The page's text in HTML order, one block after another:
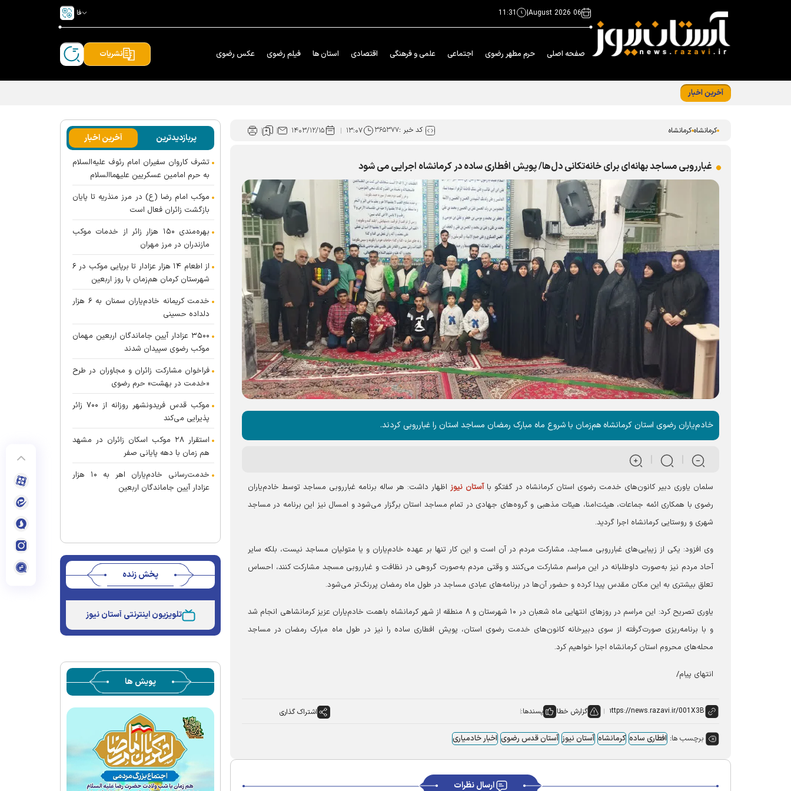
06 August 2026
|
11:31 فا
صفحه اصلی حرم مطهر رضوی اجتماعی علمی و فرهنگی اقتصادی استان ها فیلم رضوی عکس رضوی نشریات
آخرین اخبار
کرمانشاه کرمانشاه کد خبر :۳۶۵۳۷۷ ۱۳:۰۷ ۱۴۰۳/۱۲/۱۵
غبارروبی مساجد بهانه‌ای برای خانه‌تکانی دل‌ها/ پویش افطاری ساده در کرمانشاه اجرایی می شود
خادم‌یاران رضوی استان کرمانشاه هم‌زمان با شروع ماه مبارک رمضان مساجد استان را غبارروبی کردند.
سلمان یاوری دبیر کانون‌های خدمت رضوی استان کرمانشاه در گفتگو باآستان نیوز اظهار داشت: هر ساله برنامه غبارروبی مساجد توسط خادم‌یاران
رضوی با همکاری ائمه جماعات، هیئت‌امنا، هیئات مذهبی و گروه‌های جهادی در تمام مساجد استان برگزار می‌شود و امسال نیز این برنامه در مساجد
شهری و روستایی کرمانشاه اجرا گردید.
وی افزود: یکی از زیبایی‌های غبارروبی مساجد، مشارکت مردم در آن است و این کار تنها بر عهده خادم‌یاران و یا متولیان مساجد نیست، بلکه سایر
آحاد مردم نیز به‌صورت داوطلبانه در این مراسم مشارکت می‌کنند و وقتی مردم به‌صورت گروهی در نظافت و غبارروبی مسجد مشارکت کنند، احساس
تعلق بیشتری به این مکان مقدس پیدا کرده و حضور آن‌ها در برنامه‌های عبادی مساجد در طول ماه رمضان پررنگ‌تر می‌شود.
یاوری تصریح کرد: این مراسم در روزهای انتهایی ماه شعبان در ۱۰ شهرستان و ۸ منطقه از شهر کرمانشاه باهمت خادم‌یاران عزیز کرمانشاهی انجام شد
و با برنامه‌ریزی صورت‌گرفته از سوی دبیرخانه کانون‌های خدمت رضوی استان، پویش افطاری ساده را نیز در طول ماه مبارک رمضان در مساجد
محله‌های محروم استان کرمانشاه اجرا خواهیم کرد.
انتهای پیام/
گزارش خطا پسندها: اشتراک گذاری
برچسب ها: افطاری ساده کرمانشاه آستان نیوز آستان قدس رضوی اخبار خادمیاری
ارسال نظرات
پربازدیدترین آخرین اخبار
تشرف کاروان سفیران امام رئوف علیه‌السلام
به حرم امامین عسکریین علیهماالسلام
موکب امام رضا (ع) در مرز منذریه تا پایان
بازگشت زائران فعال است
بهره‌مندی ۱۵۰ هزار زائر از خدمات موکب
مازندران در مرز مهران
از اطعام ۱۴ هزار عزادار تا برپایی موکب در ۶
شهرستان کرمان هم‌زمان با روز اربعین
خدمت کریمانه خادم‌یاران سمنان به ۶ هزار
دلداده حسینی
۳۵۰۰ عزادار آیین جاماندگان اربعین مهمان
موکب رضوی سپیدان شدند
فراخوان مشارکت زائران و مجاوران در طرح
«خدمت در بهشت» حرم رضوی
موکب قدس فریدونشهر روزانه از ۷۰۰ زائر
پذیرایی می‌کند
استقرار ۲۸ موکب اسکان زائران در مشهد
هم زمان با دهه پایانی صفر
خدمت‌رسانی خادم‌یاران اهر به ۱۰ هزار
عزادار آیین جاماندگان اربعین
پخش زنده
تلویزیون اینترنتی آستان نیوز
پویش ها